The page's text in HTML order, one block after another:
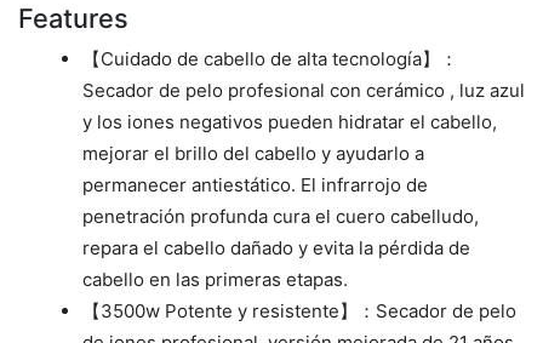
Features
【Cuidado de cabello de alta tecnología】：
Secador de pelo profesional con cerámico , luz azul
y los iones negativos pueden hidratar el cabello,
mejorar el brillo del cabello y ayudarlo a
permanecer antiestático. El infrarrojo de
penetración profunda cura el cuero cabelludo,
repara el cabello dañado y evita la pérdida de
cabello en las primeras etapas.
【3500w Potente y resistente】：Secador de pelo